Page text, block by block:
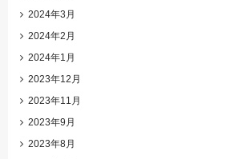
2024年3月
2024年2月
2024年1月
2023年12月
2023年11月
2023年9月
2023年8月